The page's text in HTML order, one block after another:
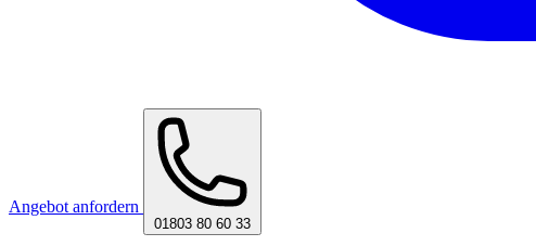
Angebot anfordern
01803 80 60 33